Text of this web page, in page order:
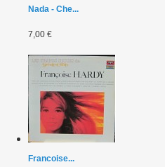
Nada - Che...
7,00 €
Francoise...